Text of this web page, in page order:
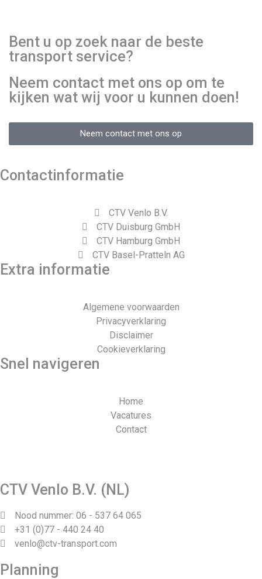
Bent u op zoek naar de beste
transport service?
Neem contact met ons op om te
kijken wat wij voor u kunnen doen!
Neem contact met ons op
Contactinformatie
CTV Venlo B.V.
CTV Duisburg GmbH
CTV Hamburg GmbH
CTV Basel-Pratteln AG
Extra informatie
Algemene voorwaarden
Privacyverklaring
Disclaimer
Cookieverklaring
Snel navigeren
Home
Vacatures
Contact
CTV Venlo B.V. (NL)
Nood nummer: 06 - 537 64 065
+31 (0)77 - 440 24 40
venlo@ctv-transport.com
Planning